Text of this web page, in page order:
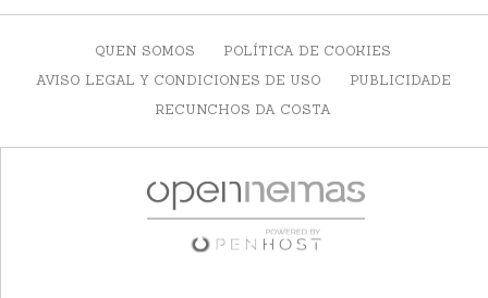
QUEN SOMOS
POLÍTICA DE COOKIES
AVISO LEGAL Y CONDICIONES DE USO
PUBLICIDADE
RECUNCHOS DA COSTA